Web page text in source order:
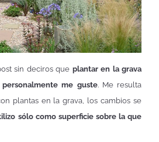
sin deciros que plantar en la grava
personalmente me guste. Me resulta
plantas en la grava, los cambios se
sólo como superficie sobre la que